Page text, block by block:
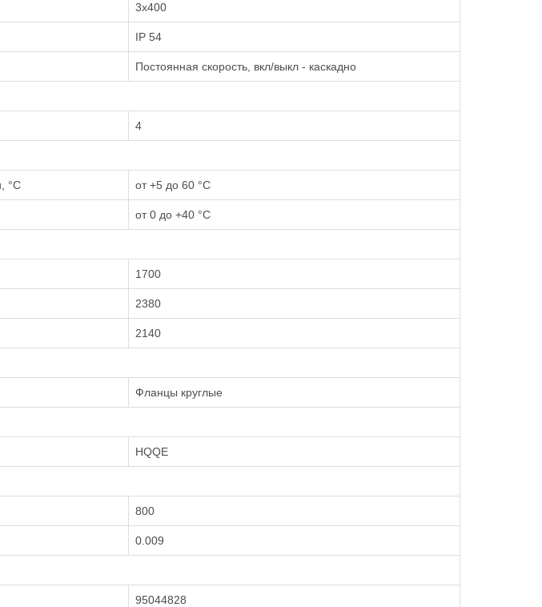
3х400
IP 54
Постоянная скорость, вкл/выкл - каскадно
4
°С от +5 до 60 °С
от 0 до +40 °С
1700
2380
2140
Фланцы круглые
HQQE
800
0.009
95044828